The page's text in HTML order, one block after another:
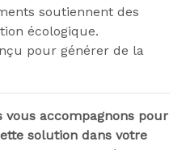
soutiennent des
écologique.
pour générer de la
vous accompagnons pour
solution dans votre